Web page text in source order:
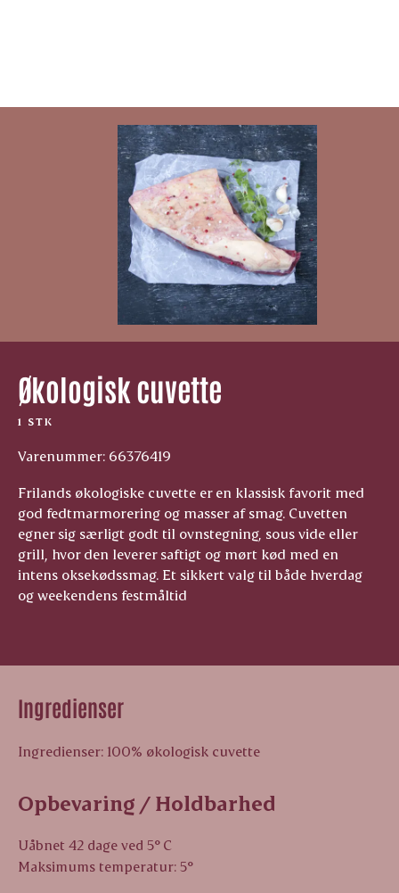
Økologisk cuvette
1 STK
Varenummer: 66376419
Frilands økologiske cuvette er en klassisk favorit med
god fedtmarmorering og masser af smag. Cuvetten
egner sig særligt godt til ovnstegning, sous vide eller
grill, hvor den leverer saftigt og mørt kød med en
intens oksekødssmag. Et sikkert valg til både hverdag
og weekendens festmåltid
Ingredienser
Ingredienser: 100% økologisk cuvette
Opbevaring / Holdbarhed
Uåbnet 42 dage ved 5° C
Maksimums temperatur: 5°